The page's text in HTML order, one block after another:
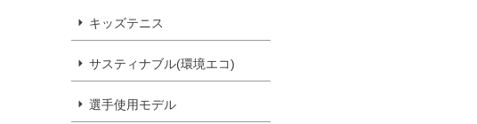
キッズテニス
サスティナブル(環境エコ)
選手使用モデル